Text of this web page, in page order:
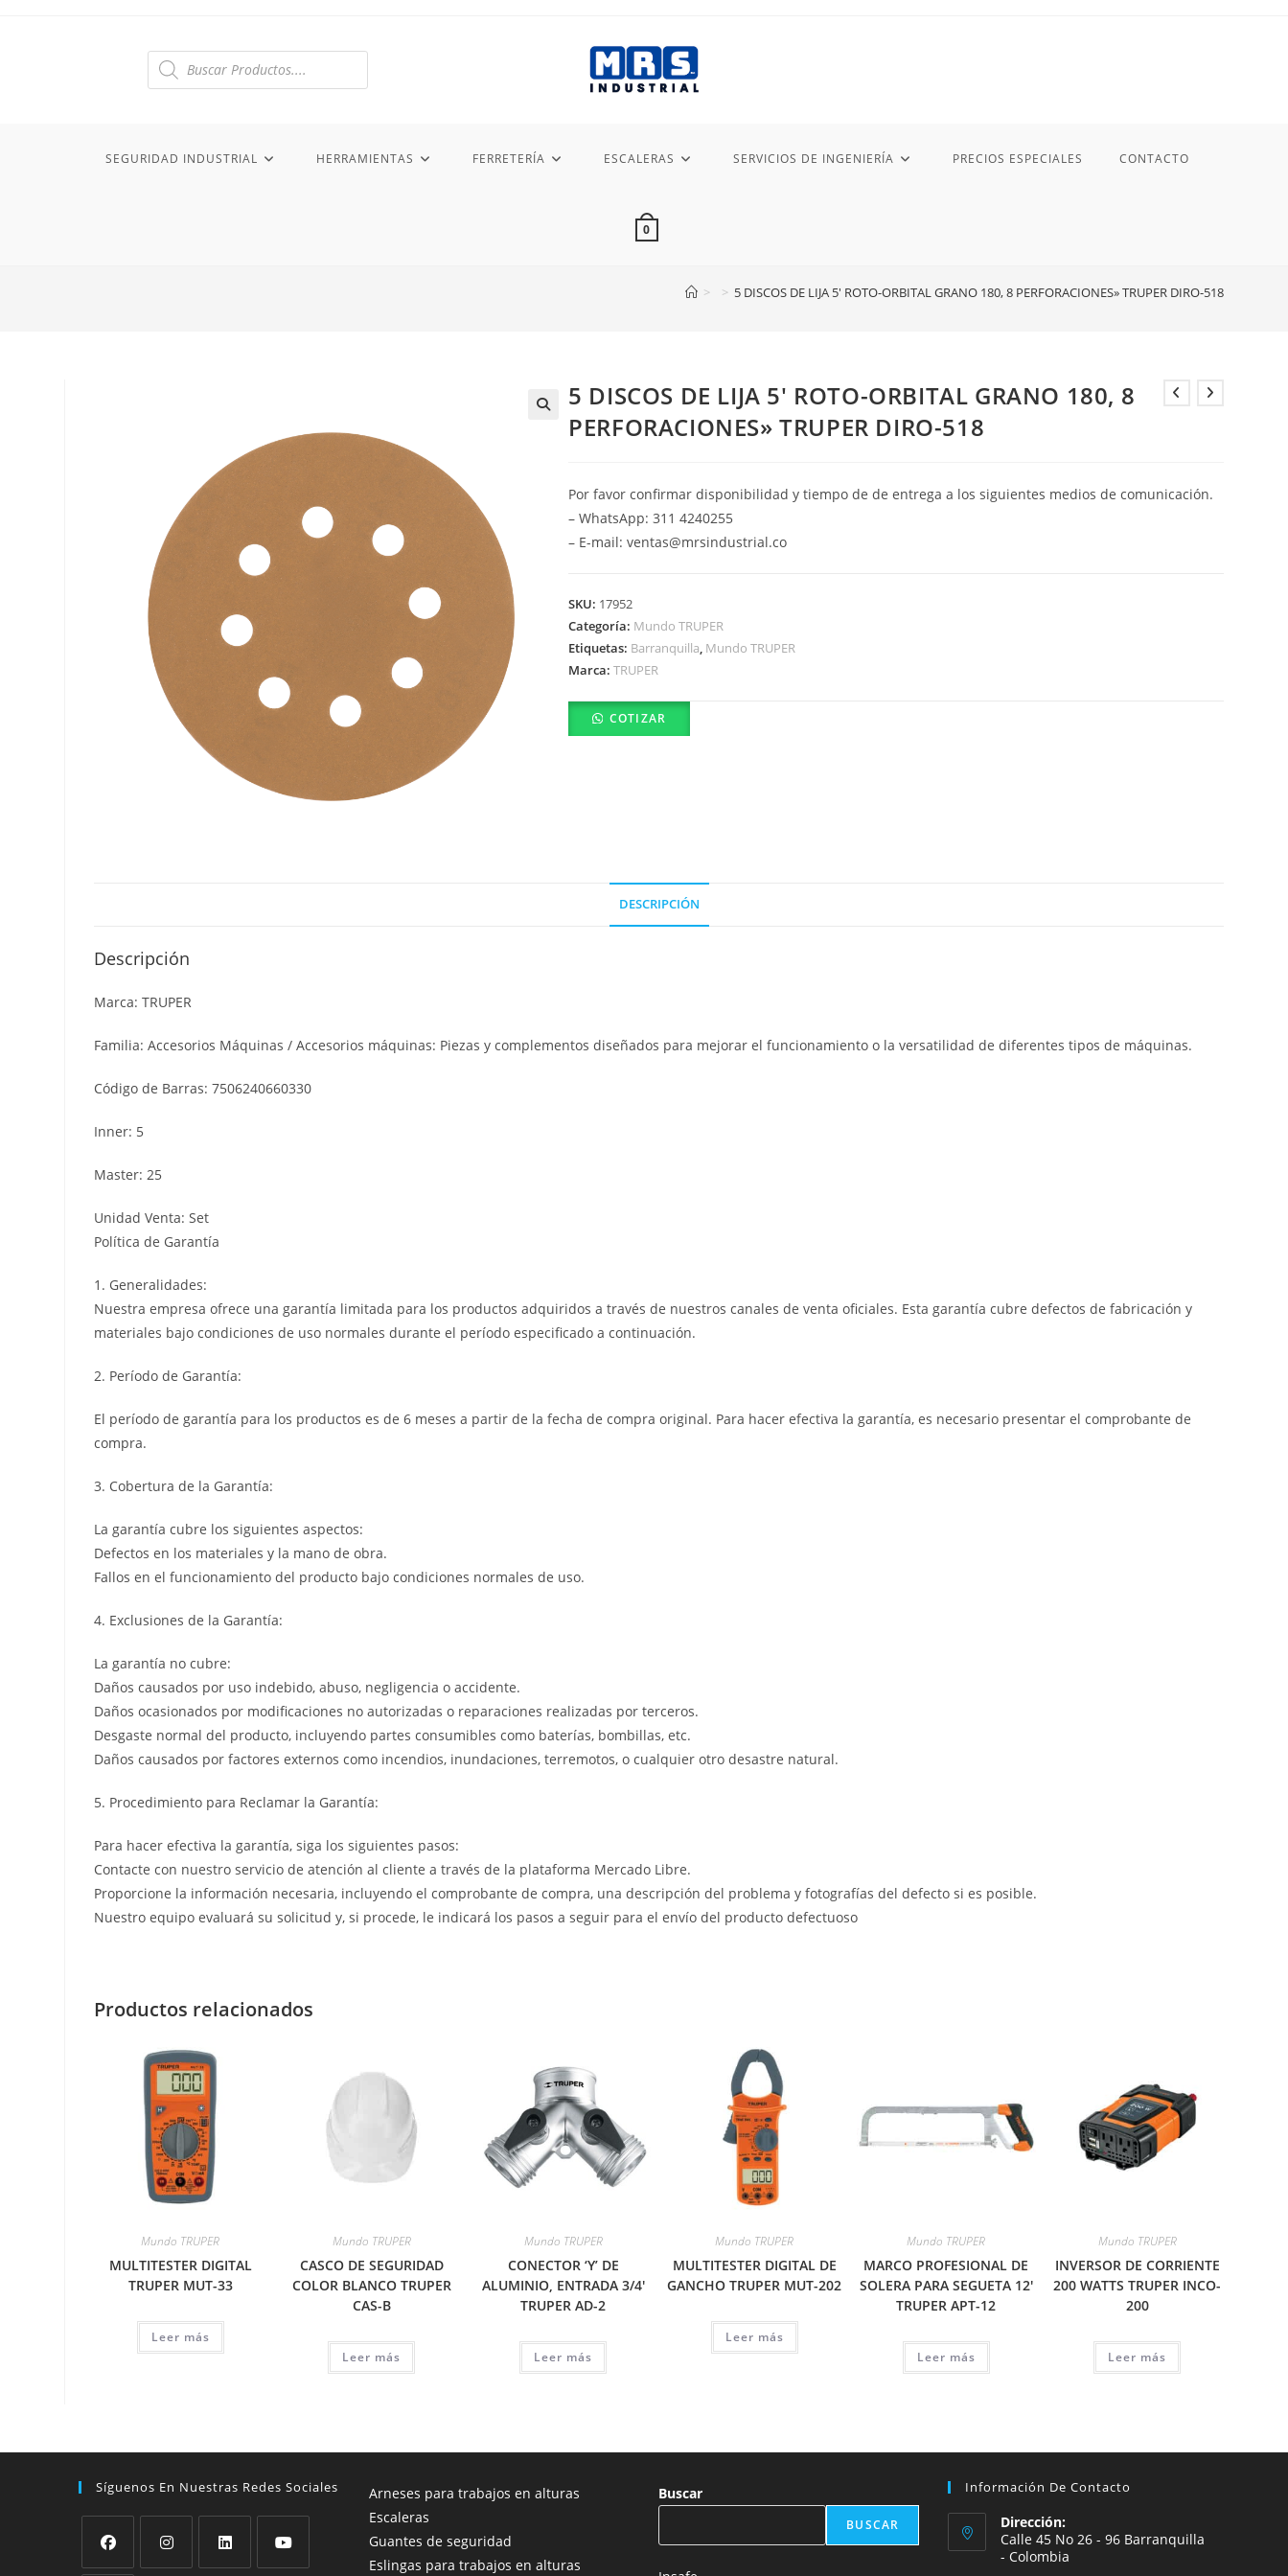
Búsqueda
SEGURIDAD INDUSTRIAL HERRAMIENTAS FERRETERÍA ESCALERAS SERVICIOS DE INGENIERÍA PRECIOS ESPECIALES CONTACTO
0
> > 5 DISCOS DE LIJA 5′ ROTO-ORBITAL GRANO 180, 8 PERFORACIONES» TRUPER DIRO-518
5 DISCOS DE LIJA 5′ ROTO-ORBITAL GRANO 180, 8
PERFORACIONES» TRUPER DIRO-518
Por favor confirmar disponibilidad y tiempo de de entrega a los siguientes medios de comunicación.
– WhatsApp: 311 4240255
– E-mail: ventas@mrsindustrial.co
SKU: 17952
Categoría: Mundo TRUPER
Etiquetas: Barranquilla Mundo TRUPER
Marca:TRUPER
COTIZAR
DESCRIPCIÓN
Descripción
Marca: TRUPER
Familia: Accesorios Máquinas / Accesorios máquinas: Piezas y complementos diseñados para mejorar el funcionamiento o la versatilidad de diferentes tipos de máquinas.
Código de Barras: 7506240660330
Inner: 5
Master: 25
Unidad Venta: Set
Política de Garantía
1. Generalidades:
Nuestra empresa ofrece una garantía limitada para los productos adquiridos a través de nuestros canales de venta oficiales. Esta garantía cubre defectos de fabricación y
materiales bajo condiciones de uso normales durante el período especificado a continuación.
2. Período de Garantía:
El período de garantía para los productos es de 6 meses a partir de la fecha de compra original. Para hacer efectiva la garantía, es necesario presentar el comprobante de
compra.
3. Cobertura de la Garantía:
La garantía cubre los siguientes aspectos:
Defectos en los materiales y la mano de obra.
Fallos en el funcionamiento del producto bajo condiciones normales de uso.
4. Exclusiones de la Garantía:
La garantía no cubre:
Daños causados por uso indebido, abuso, negligencia o accidente.
Daños ocasionados por modificaciones no autorizadas o reparaciones realizadas por terceros.
Desgaste normal del producto, incluyendo partes consumibles como baterías, bombillas, etc.
Daños causados por factores externos como incendios, inundaciones, terremotos, o cualquier otro desastre natural.
5. Procedimiento para Reclamar la Garantía:
Para hacer efectiva la garantía, siga los siguientes pasos:
Contacte con nuestro servicio de atención al cliente a través de la plataforma Mercado Libre.
Proporcione la información necesaria, incluyendo el comprobante de compra, una descripción del problema y fotografías del defecto si es posible.
Nuestro equipo evaluará su solicitud y, si procede, le indicará los pasos a seguir para el envío del producto defectuoso
Productos relacionados
Mundo TRUPER
MULTITESTER DIGITAL
TRUPER MUT-33
Leer más
Mundo TRUPER
CASCO DE SEGURIDAD
COLOR BLANCO TRUPER
CAS-B
Leer más
Mundo TRUPER
CONECTOR ‘Y’ DE
ALUMINIO, ENTRADA 3/4′
TRUPER AD-2
Leer más
Mundo TRUPER
MULTITESTER DIGITAL DE
GANCHO TRUPER MUT-202
Leer más
Mundo TRUPER
MARCO PROFESIONAL DE
SOLERA PARA SEGUETA 12′
TRUPER APT-12
Leer más
Mundo TRUPER
INVERSOR DE CORRIENTE
200 WATTS TRUPER INCO-
200
Leer más
Síguenos En Nuestras Redes Sociales
Arneses para trabajos en alturas
Escaleras
Guantes de seguridad
Eslingas para trabajos en alturas
Buscar
BUSCAR
Información De Contacto
Dirección:
Calle 45 No 26 - 96 Barranquilla
- Colombia